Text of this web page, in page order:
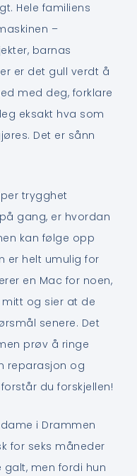
Hele familiens
–
barnas
er det gull verdt å
med deg, forklare
eksakt hva som
Det er sånn
trygghet
gang, er hvordan
kan følge opp
er helt umulig for
en Mac for noen,
og sier at de
senere. Det
prøv å ringe
reparasjon og
du forskjellen!
i Drammen
for seks måneder
galt, men fordi hun